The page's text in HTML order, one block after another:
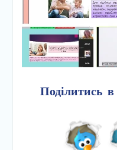
Поділитись в